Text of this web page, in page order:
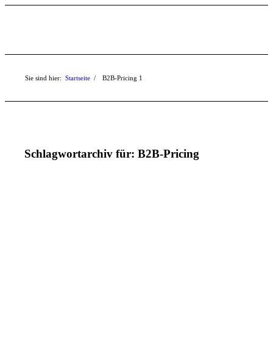
Sie sind hier: Startseite 1
/ B2B-Pricing
Schlagwortarchiv für:B2B-Pricing